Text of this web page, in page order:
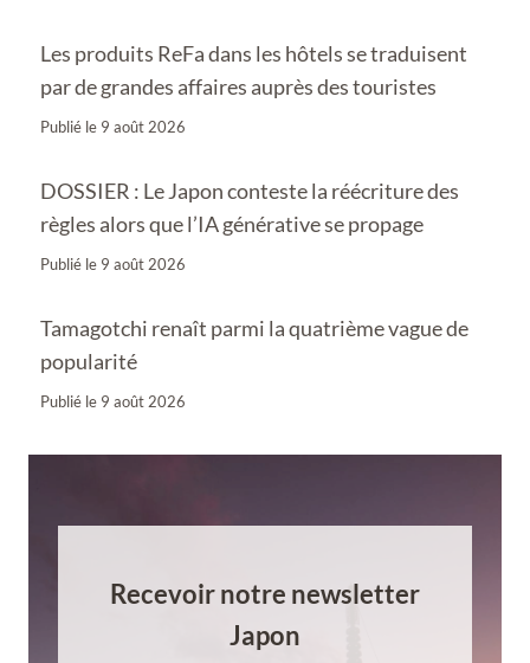
Les produits ReFa dans les hôtels se traduisent
par de grandes affaires auprès des touristes
Publié le 9 août 2026
DOSSIER : Le Japon conteste la réécriture des
règles alors que l’IA générative se propage
Publié le 9 août 2026
Tamagotchi renaît parmi la quatrième vague de
popularité
Publié le 9 août 2026
Recevoir notre newsletter
Japon